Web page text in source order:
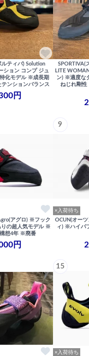
ルティバ) Solution
ション コンプ ジュ
化モデル ※成長期
ンションバランス
円
SPORTIVA(
LITE
ン) ※適度な
ねじれ剛
アグロ) ※フック
りの超人気モデル ※
想4年 ※廃番
円
9
×入荷待ち
OCUN(オー
ィ) ※ハイパ
15
×入荷待ち